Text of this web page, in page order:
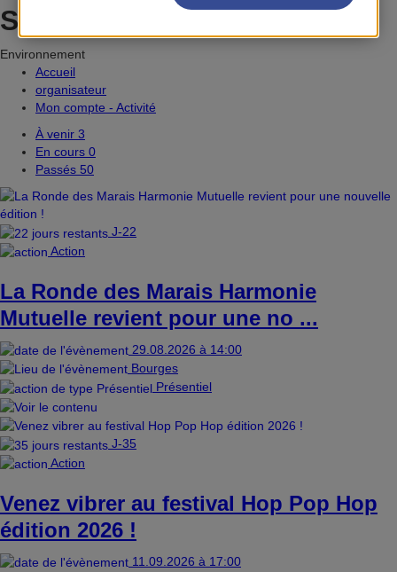
Ses thématiques favorites
Environnement
Accueil
organisateur
Mon compte - Activité
À venir 3
En cours 0
Passés 50
J-22
Action
La Ronde des Marais Harmonie
Mutuelle revient pour une no ...
29.08.2026 à 14:00
Bourges
Présentiel
J-35
Action
Venez vibrer au festival Hop Pop Hop
édition 2026 !
11.09.2026 à 17:00